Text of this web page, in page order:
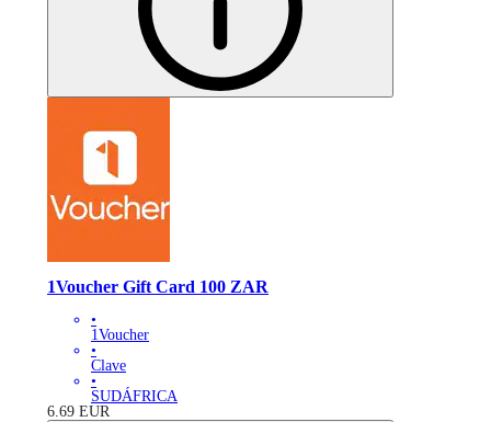
1Voucher Gift Card 100 ZAR
•
1Voucher
•
Clave
•
SUDÁFRICA
6.69 EUR